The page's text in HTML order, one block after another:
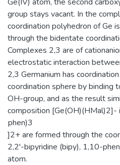
group stays vacant. In the
coordination polyhedron of Ge
through the bidentate
Complexes 2,3 are of
electrostatic interaction
2,3 Germanium has
coordination sphere by binding
OH-group, and as the result
composition [Ge(OH)(HMal)2]-
рhen)3
]2+ are formed through the
2,2'-bipyridine (bipy), 1,10-
atom.